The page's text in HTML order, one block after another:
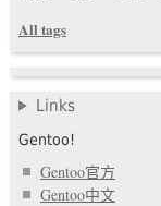
All tags
Links
Gentoo!
Gentoo官方
Gentoo中文